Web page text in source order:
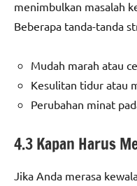
menimbulkan masalah
Beberapa tanda-tanda
Mudah marah atau
Kesulitan tidur atau
Perubahan minat
4.3 Kapan Harus
Jika Anda merasa